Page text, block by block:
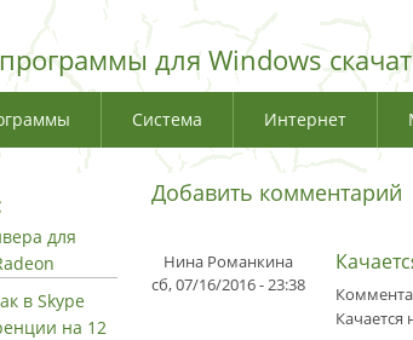
для Windows
Система Интернет
Добавить комментарий
Нина Романкина
сб, 07/16/2016 - 23:38
Качается
для
в Skype
на 12